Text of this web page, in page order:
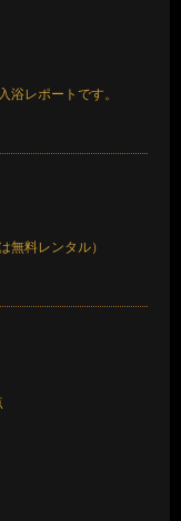
浴レポートです。
料レンタル）